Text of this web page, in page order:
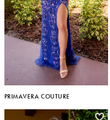
PRIMAVERA COUTURE